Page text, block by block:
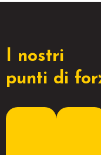
I nostri
punti di